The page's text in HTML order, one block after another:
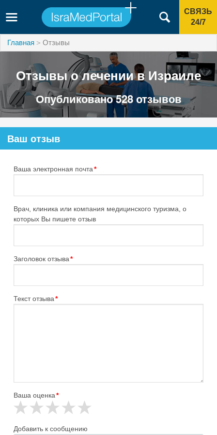
СВЯЗЬ
24/7
Главная Отзывы
Отзывы о лечении в Израиле
Опубликовано 528 отзывов
Ваш отзыв
Ваша электронная почта*
Врач, клиника или компания медицинского туризма, о
которых Вы пишете отзыв
Заголовок отзыва*
Текст отзыва*
Ваша оценка*
Добавить к сообщению